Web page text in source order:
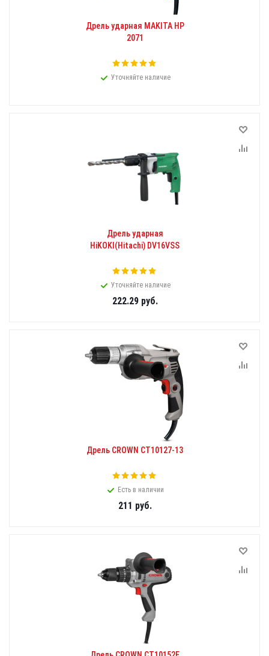
Дрель ударная MAKITA HP
2071
Уточняйте наличие
Дрель ударная
HiKOKI(Hitachi) DV16VSS
Уточняйте наличие
222.29руб.
Дрель CROWN CT10127-13
Есть в наличии
211 руб.